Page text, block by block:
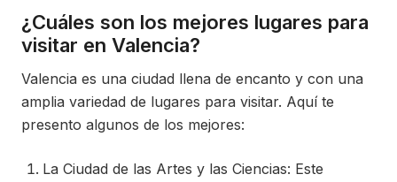
¿Cuáles son los mejores lugares para
visitar en Valencia?
Valencia es una ciudad llena de encanto y con una
amplia variedad de lugares para visitar. Aquí te
presento algunos de los mejores:
La Ciudad de las Artes y las Ciencias: Este